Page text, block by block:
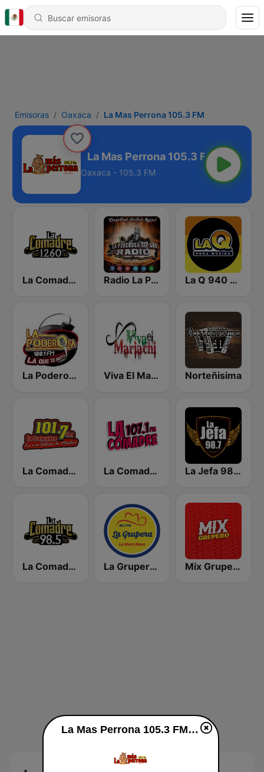
Emisoras Oaxaca La Mas Perrona 105.3 FM
105.3 FM
Oaxaca - 105.3 FM
La Comadre 1260 AM Radio La Poderosa De Gro La Q 940 AM
La Poderosa 100.1 FM Viva El Mariachi Norteñisima
La Comadre 101.7 La Comadre 107.1 FM | Matamoros La Jefa 98.7 FM
La Comadre 98.5 FM La Grupera 89.3 FM Mix Grupero
La Mas Perrona 105.3 FM en vivo